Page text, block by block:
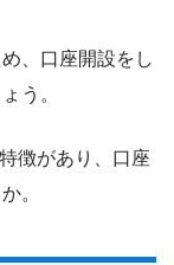
、口座開設をし
う。
徴があり、口座
。